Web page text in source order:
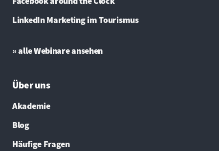
LinkedIn Marketing im Tourismus
» alle Webinare ansehen
Über uns
Akademie
Blog
Häufige Fragen